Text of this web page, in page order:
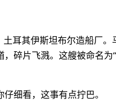
耳其伊斯坦布尔造船厂
，碎片飞溅。这艘被命名
细看，这事有点拧巴。